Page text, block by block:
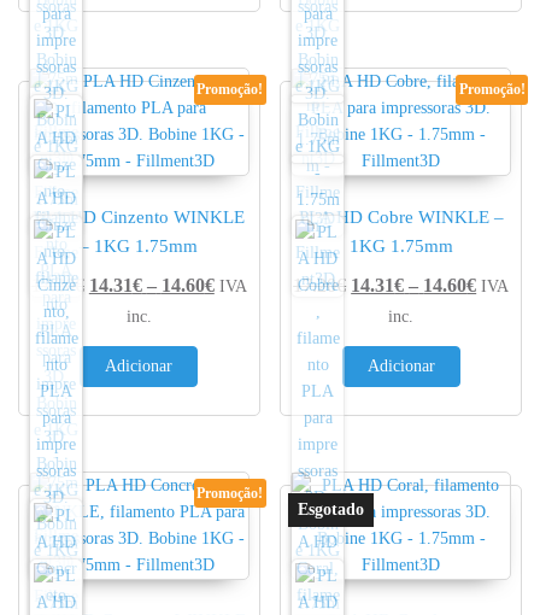
Promoção!
PLA HD Cinzento WINKLE
– 1KG 1.75mm
17.20€ 14.31€ – 14.60€Price range: 14.31€ through 14.60€
IVA
inc.
Adicionar
Promoção!
PLA HD Cobre WINKLE –
1KG 1.75mm
17.20€ 14.31€ – 14.60€Price
IVA
inc.
Adicionar
Promoção!